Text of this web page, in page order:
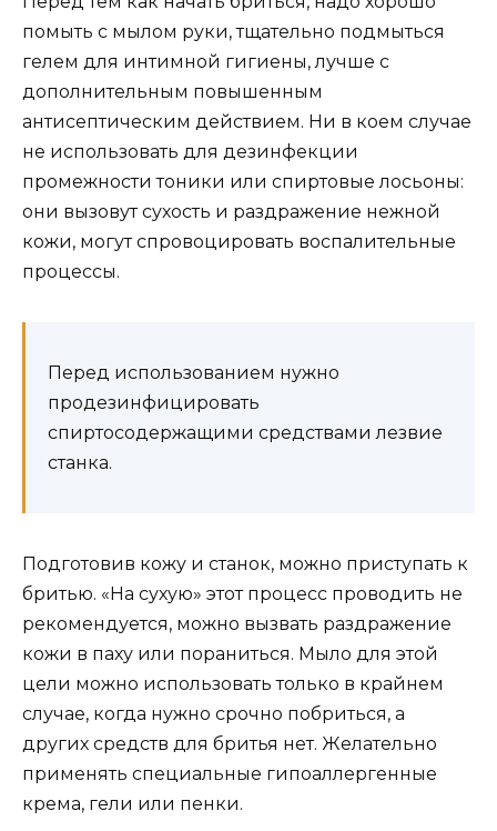
помыть с мылом руки, тщательно подмыться
гелем для интимной гигиены, лучше с
дополнительным повышенным
антисептическим действием. Ни в коем случае
не использовать для дезинфекции
промежности тоники или спиртовые лосьоны:
они вызовут сухость и раздражение нежной
кожи, могут спровоцировать воспалительные
процессы.
Перед использованием нужно
продезинфицировать
спиртосодержащими средствами лезвие
станка.
Подготовив кожу и станок, можно приступать к
бритью. «На сухую» этот процесс проводить не
рекомендуется, можно вызвать раздражение
кожи в паху или пораниться. Мыло для этой
цели можно использовать только в крайнем
случае, когда нужно срочно побриться, а
других средств для бритья нет. Желательно
применять специальные гипоаллергенные
крема, гели или пенки.